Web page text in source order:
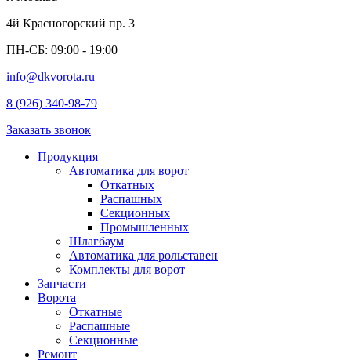
4й Красногорский пр. 3
ПН-СБ: 09:00 - 19:00
info@dkvorota.ru
8 (926) 340-98-79
Заказать звонок
Продукция
Автоматика для ворот
Откатных
Распашных
Секционных
Промышленных
Шлагбаум
Автоматика для рольставен
Комплекты для ворот
Запчасти
Ворота
Откатные
Распашные
Секционные
Ремонт